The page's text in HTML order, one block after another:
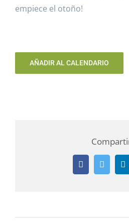
empiece el otoño!
AÑADIR AL CALENDARIO
FacebookTwitter